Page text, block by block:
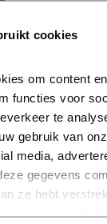
cookies
om content
functies voor
te
gebruik van
media,
gegevens
ze hebt
van jouw
4 – Ecoloog Vincent Nederpel over